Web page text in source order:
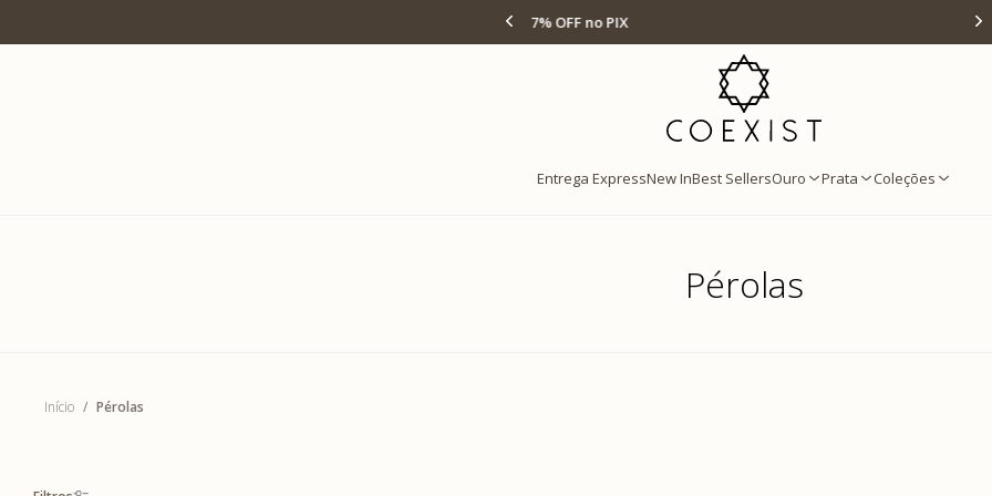
Entrega ExpressNew InBest SellersOuro Prata Coleções
Pérolas
Início Pérolas